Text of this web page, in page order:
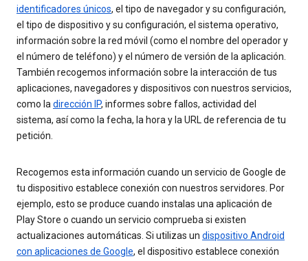
identificadores únicos, el tipo de navegador y su configuración,
el tipo de dispositivo y su configuración, el sistema operativo,
información sobre la red móvil (como el nombre del operador y
el número de teléfono) y el número de versión de la aplicación.
También recogemos información sobre la interacción de tus
aplicaciones, navegadores y dispositivos con nuestros servicios,
como ladirección IP, informes sobre fallos, actividad del
sistema, así como la fecha, la hora y la URL de referencia de tu
petición.
Recogemos esta información cuando un servicio de Google de
tu dispositivo establece conexión con nuestros servidores. Por
ejemplo, esto se produce cuando instalas una aplicación de
Play Store o cuando un servicio comprueba si existen
actualizaciones automáticas. Si utilizas un dispositivo Android
con aplicaciones de Google, el dispositivo establece conexión